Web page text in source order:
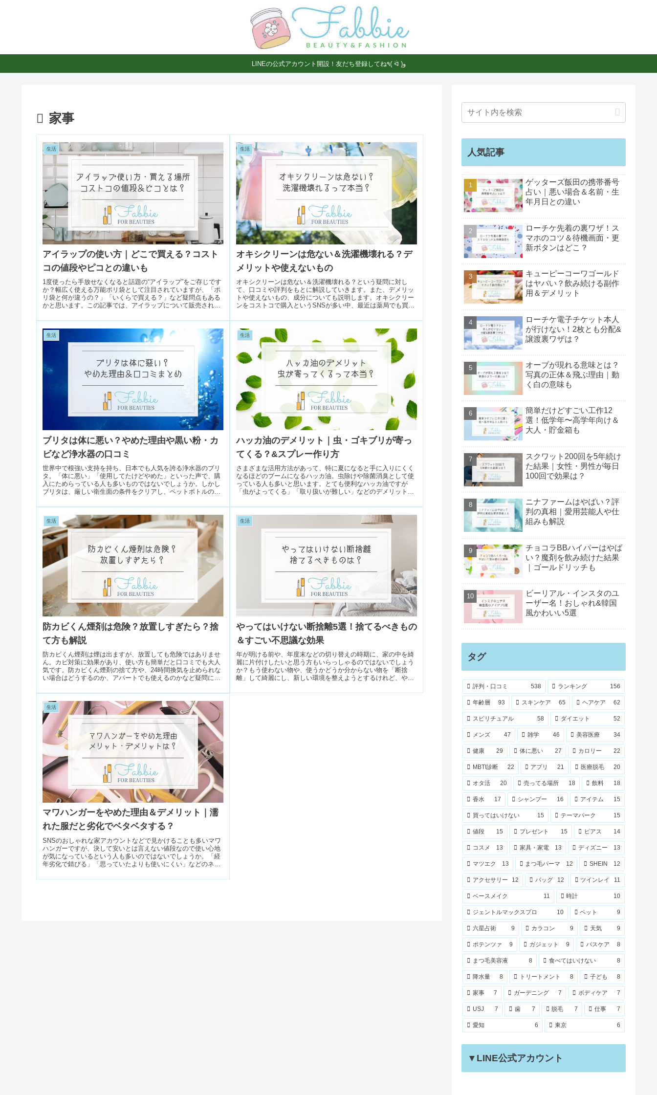
LINEの公式アカウント開設！友だち登録してね٩( ᐛ )و
家事
生活
アイラップの使い方｜どこで買える？コスト
コの値段やピコとの違いも
1度使ったら手放せなくなると話題の“アイラップ”をご存じです
か？幅広く使える万能ポリ袋として注目されていますが、「ポ
リ袋と何が違うの？」「いくらで買える？」など疑問点もある
かと思います。この記事では、アイラップについて販売されて
生活
オキシクリーンは危ない＆洗濯機壊れる？デ
メリットや使えないもの
オキシクリーンは危ない＆洗濯機壊れる？という疑問に対し
て、口コミや評判をもとに解説していきます。また、デメリッ
トや使えないもの、成分についても説明します。オキシクリー
ンをコストコで購入というSNSが多い中、最近は薬局でも買え
生活
ブリタは体に悪い？やめた理由や黒い粉・カ
ビなど浄水器の口コミ
世界中で根強い支持を持ち、日本でも人気を誇る浄水器のブリ
タ。「体に悪い」「使用してたけどやめた」といった声で、購
入にためらっている人も多いものではないでしょうか。しかし
ブリタは、厳しい衛生面の条件をクリアし、ペットボトルの水
生活
ハッカ油のデメリット｜虫・ゴキブリが寄っ
てくる？&スプレー作り方
さまざまな活用方法があって、特に夏になると手に入りにくく
なるほどのブームになるハッカ油。虫除けや除菌消臭として使
っている人も多いと思います。とても便利なハッカ油ですが
「虫がよってくる」「取り扱いが難しい」などのデメリットを
生活
防カビくん煙剤は危険？放置しすぎたら？捨
て方も解説
防カビくん煙剤は煙は出ますが、放置しても危険ではありませ
ん。カビ対策に効果があり、使い方も簡単だと口コミでも大人
気です。防カビくん煙剤の捨て方や、24時間換気を止められな
い場合はどうするのか、アパートでも使えるのかなど疑問にお
生活
やってはいけない断捨離5選！捨てるべきもの
＆すごい不思議な効果
年が明ける前や、年度末などの切り替えの時期に、家の中を綺
麗に片付けしたいと思う方もいらっしゃるのではないでしょう
か？もう使わない物や、使うかどうか分からない物を「断捨
離」して綺麗にし、新しい環境を整えようとするけれど、やっ
生活
マワハンガーをやめた理由＆デメリット｜濡
れた服だと劣化でベタベタする？
SNSのおしゃれな家アカウントなどで見かけることも多いマワ
ハンガーですが、決して安いとは言えない値段なので使い心地
が気になっているという人も多いのではないでしょうか。「経
年劣化で錆びる」「思っていたよりも使いにくい」などのネガ
人気記事
ゲッターズ飯田の携帯番号
占い｜悪い場合＆名前・生
年月日との違い
ローチケ先着の裏ワザ！ス
マホのコツ＆待機画面・更
新ボタンはどこ？
キューピーコーワゴールド
はヤバい？飲み続ける副作
用＆デメリット
ローチケ電子チケット本人
が行けない！2枚とも分配&
譲渡裏ワザは？
オーブが現れる意味とは？
写真の正体＆飛ぶ理由｜動
く白の意味も
簡単だけどすごい工作12
選！低学年〜高学年向け＆
大人・貯金箱も
スクワット200回を5年続け
た結果｜女性・男性が毎日
100回で効果は？
ニナファームはやばい？評
判の真相｜愛用芸能人や仕
組みも解説
チョコラBBハイパーはやば
い？魔剤を飲み続けた結果
｜ゴールドリッチも
ビーリアル・インスタのユ
ーザー名！おしゃれ&韓国
風かわいい5選
タグ
評判・口コミ 538 ランキング 156
年齢層 93 スキンケア 65 ヘアケア 62
スピリチュアル 58 ダイエット 52
メンズ 47 雑学 46 美容医療 34
健康 29 体に悪い 27 カロリー 22
MBTI診断 22 アプリ 21 医療脱毛 20
オタ活 20 売ってる場所 18 飲料 18
香水 17 シャンプー 16 アイテム 15
買ってはいけない 15 テーマパーク 15
値段 15 プレゼント 15 ピアス 14
コスメ 13 家具・家電 13 ディズニー 13
マツエク 13 まつ毛パーマ 12 SHEIN 12
アクセサリー 12 バッグ 12 ツインレイ 11
ベースメイク 11 時計 10
ジェントルマックスプロ 10 ペット 9
六星占術 9 カラコン 9 天気 9
ポテンツァ 9 ガジェット 9 バスケア 8
まつ毛美容液 8 食べてはいけない 8
降水量 8 トリートメント 8 子ども 8
家事 7 ガーデニング 7 ボディケア 7
USJ 7 歯 7 脱毛 7 仕事 7
愛知 6 東京 6
▼LINE公式アカウント